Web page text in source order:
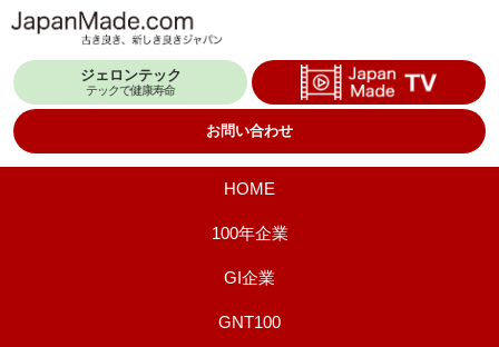
テ
ジェロンテック
テックで健康寿命
お問い合わせ
HOME
100年企業
GI企業
GNT100